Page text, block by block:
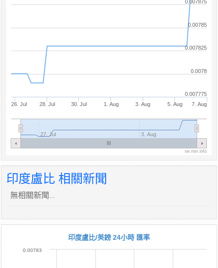
26. Jul 28. Jul 30. Jul 1. Aug 3. Aug 5. Aug 7. Aug
27. Jul 3. Aug
0.007775
0.0078
0.007825
0.00785
0.007875
tw.rter.info
印度盧比 相關新聞
無相關新聞...
印度盧比/英鎊 24小時 匯率
0.00783